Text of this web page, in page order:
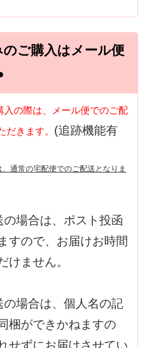
ご購入はメール便
入の際は、メール便でのご配
だきます。 (追跡機能有
通常の宅配便でのご配送となりま
の場合は、ポスト投函
すので、お届けお時間
けません。
の場合は、個人名の記
梱ができかねますの
せずにお届けさせてい